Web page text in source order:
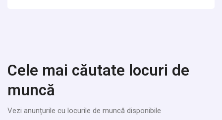
Cele mai căutate locuri de
muncă
Vezi anunțurile cu locurile de muncă disponibile